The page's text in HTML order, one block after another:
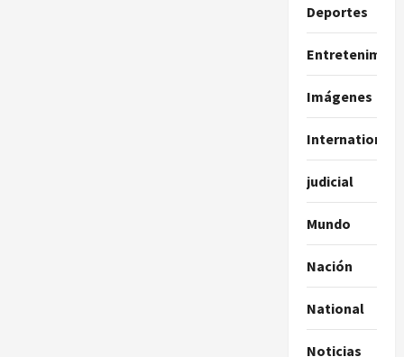
Deportes
Imágenes
International
judicial
Mundo
Nación
National
Noticias